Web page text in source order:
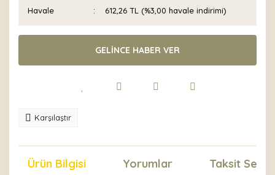
Havale 612,26 TL (%3,00 havale indirimi)
GELİNCE HABER VER
Karşılaştır
Ürün Bilgisi Yorumlar Taksit